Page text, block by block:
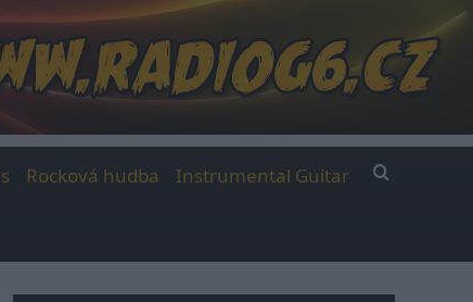
Rocková hudba Instrumental Guitar